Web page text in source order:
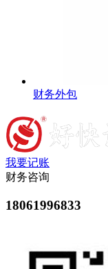
财务外包
我要记账
财务咨询
18061996833